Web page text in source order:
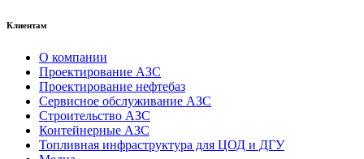
Клиентам
О компании
Проектирование АЗС
Проектирование нефтебаз
Сервисное обслуживание АЗС
Строительство АЗС
Контейнерные АЗС
Топливная инфраструктура для ЦОД и ДГУ